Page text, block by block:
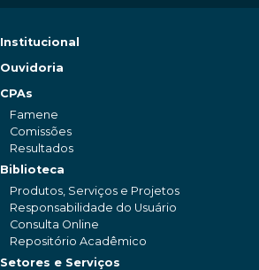
Institucional
Ouvidoria
CPAs
Famene
Comissões
Resultados
Biblioteca
Produtos, Serviços e Projetos
Responsabilidade do Usuário
Consulta Online
Repositório Acadêmico
Setores e Serviços